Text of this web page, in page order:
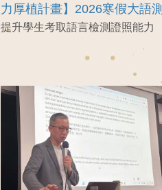
力厚植計畫】2026寒假大語測
提升學生考取語言檢測證照能力